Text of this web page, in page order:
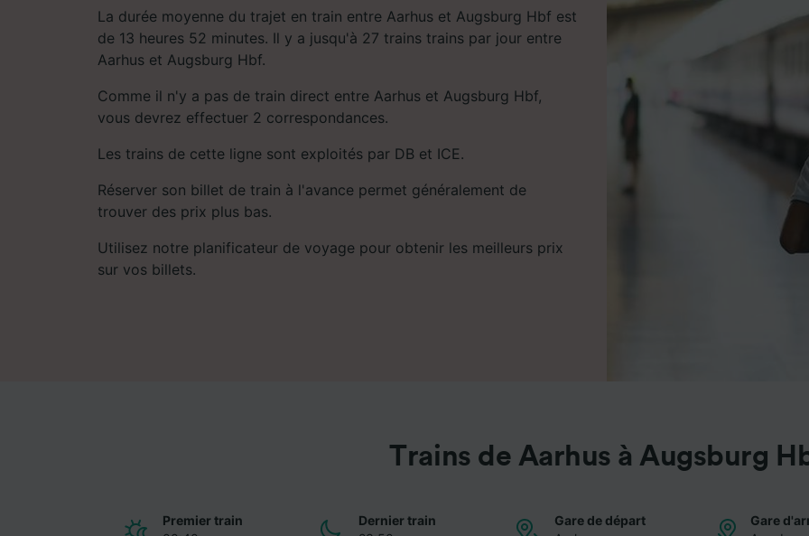
La durée moyenne du trajet en train entre Aarhus et Augsburg Hbf est
de 13 heures 52 minutes. Il y a jusqu'à 27 trains trains par jour entre
Aarhus et Augsburg Hbf.
Comme il n'y a pas de train direct entre Aarhus et Augsburg Hbf,
vous devrez effectuer 2 correspondances.
Les trains de cette ligne sont exploités par DB et ICE.
Réserver son billet de train à l'avance permet généralement de
trouver des prix plus bas.
Utilisez notre planificateur de voyage pour obtenir les meilleurs prix
sur vos billets.
Trains de Aarhus à Augsburg
Premier train
Dernier train
Gare de départ
Gare